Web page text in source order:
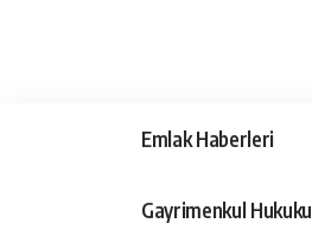
Emlak Haberleri
Gayrimenkul Hukuku